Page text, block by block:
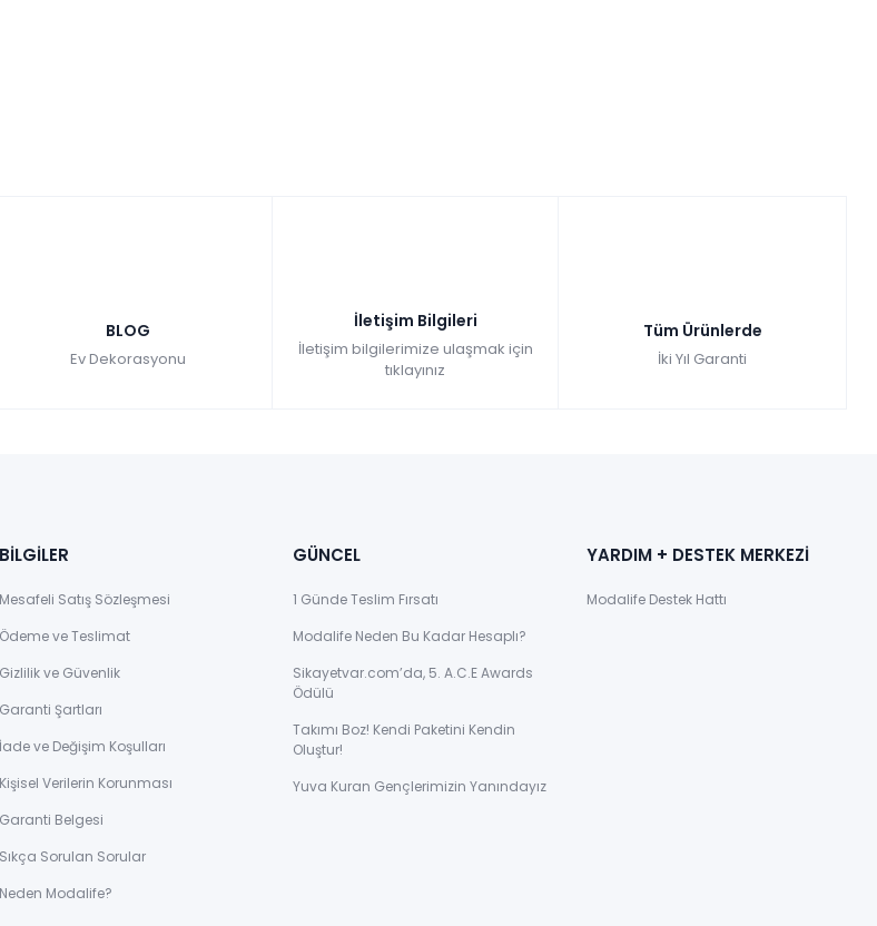
BLOG
Ev Dekorasyonu
İletişim Bilgileri
İletişim bilgilerimize ulaşmak için
tıklayınız
Tüm Ürünlerde
İki Yıl Garanti
BİLGİLER
Mesafeli Satış Sözleşmesi
Ödeme ve Teslimat
Gizlilik ve Güvenlik
Garanti Şartları
İade ve Değişim Koşulları
Kişisel Verilerin Korunması
Garanti Belgesi
Sıkça Sorulan Sorular
Neden Modalife?
GÜNCEL
1 Günde Teslim Fırsatı
Modalife Neden Bu Kadar Hesaplı?
Sikayetvar.com’da, 5. A.C.E Awards
Ödülü
Takımı Boz! Kendi Paketini Kendin
Oluştur!
Yuva Kuran Gençlerimizin Yanındayız
YARDIM + DESTEK MERKEZİ
Modalife Destek Hattı